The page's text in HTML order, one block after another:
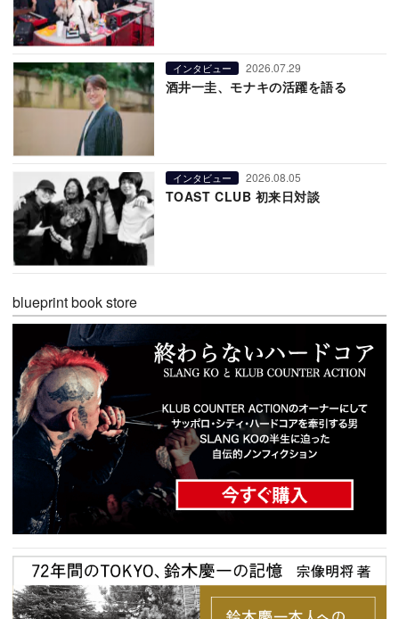
インタビュー 2026.07.29
酒井一圭、モナキの活躍を語る
インタビュー 2026.08.05
TOAST CLUB 初来日対談
blueprint book store